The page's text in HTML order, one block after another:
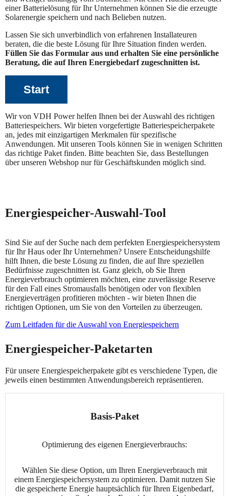
einer Batterielösung für Ihr Unternehmen können Sie die erzeugte
Solarenergie speichern und nach Belieben nutzen.
Lassen Sie sich unverbindlich von erfahrenen Installateuren
beraten, die die beste Lösung für Ihre Situation finden werden.
Füllen Sie das Formular aus und erhalten Sie eine persönliche
Beratung, die auf Ihren Energiebedarf zugeschnitten ist.
Start
Wir von VDH Power helfen Ihnen bei der Auswahl des richtigen
Batteriespeichers. Wir bieten vorgefertigte Batteriespeicherpakete
an, jedes mit einzigartigen Merkmalen für spezifische
Anwendungen. Mit unseren Tools können Sie in wenigen Schritten
das richtige Paket finden. Bitte beachten Sie, dass Bestellungen
über unseren Webshop nur für Geschäftskunden möglich sind.
Energiespeicher-Auswahl-Tool
Sind Sie auf der Suche nach dem perfekten Energiespeichersystem
für Ihr Haus oder Ihr Unternehmen? Unsere Entscheidungshilfe
hilft Ihnen, die beste Lösung zu finden, die auf Ihre speziellen
Bedürfnisse zugeschnitten ist. Ganz gleich, ob Sie Ihren
Energieverbrauch optimieren möchten, eine zuverlässige Reserve
für den Fall eines Stromausfalls benötigen oder von flexiblen
Energieverträgen profitieren möchten - wir bieten Ihnen die
richtigen Optionen, um Sie von den Vorteilen zu überzeugen.
Zum Leitfaden für die Auswahl von Energiespeichern
Energiespeicher-Paketarten
Für unsere Energiespeicherpakete gibt es verschiedene Typen, die
jeweils einen bestimmten Anwendungsbereich repräsentieren.
Basis-Paket
Optimierung des eigenen Energieverbrauchs:
Wählen Sie diese Option, um Ihren Energieverbrauch mit
einem Energiespeichersystem zu optimieren. Damit nutzen Sie
die gespeicherte Energie hauptsächlich für Ihren Eigenbedarf,